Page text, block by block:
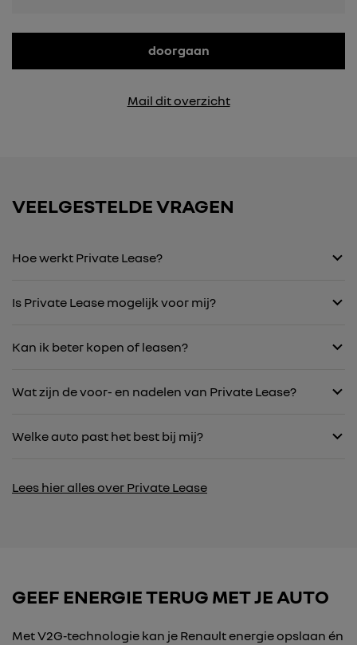
doorgaan
Mail dit overzicht
VEELGESTELDE VRAGEN
Hoe werkt Private Lease?
Is Private Lease mogelijk voor mij?
Kan ik beter kopen of leasen?
Wat zijn de voor- en nadelen van Private Lease?
Welke auto past het best bij mij?
Lees hier alles over Private Lease
GEEF ENERGIE TERUG MET JE AUTO
Met V2G‑technologie kan je Renault energie opslaan én